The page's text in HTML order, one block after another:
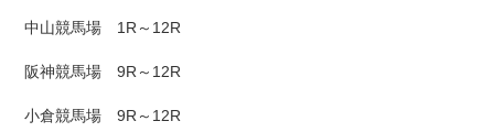
中山競馬場 1R～12R
阪神競馬場 9R～12R
小倉競馬場 9R～12R